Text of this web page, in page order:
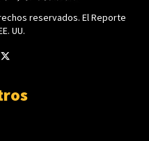
reservados. El Reporte
UU.